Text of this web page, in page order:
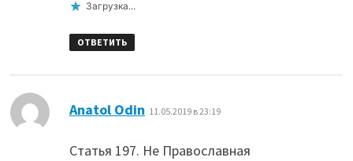
Загрузка...
ОТВЕТИТЬ
Anatol Odin 11.05.2019 в 23:19
Статья 197. Не Православная